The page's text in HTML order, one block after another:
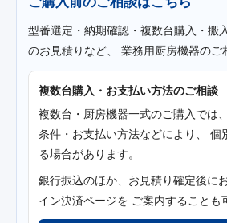
型番選定・納期確認・複数台購入・搬
のお見積りなど、 業務用厨房機器のご
複数台購入・お支払い方法のご相談
複数台・厨房機器一式のご購入では
条件・お支払い方法などにより、 個
る場合があります。
銀行振込のほか、お見積り確定後に
イン決済ページを ご案内することも